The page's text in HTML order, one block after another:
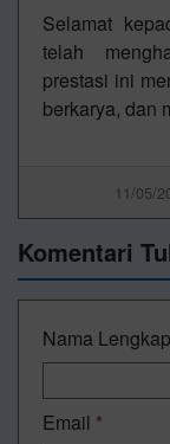
Selamat
telah
prestasi ini
berkarya, dan
11/05/
Komentari
Nama Lengkap
Email *